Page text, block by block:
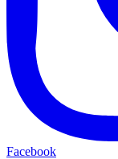
Facebook